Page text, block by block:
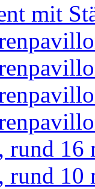
mit
rund 16
rund 10